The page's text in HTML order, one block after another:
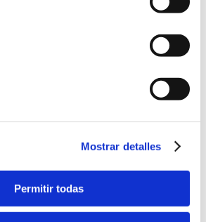
Mostrar detalles
Permitir todas
DESDE ESTE ENLACE:
YA ESTÁ ACTIVA PARA TI